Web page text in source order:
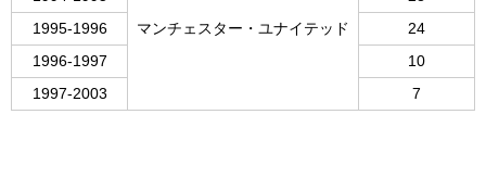
マンチェスター・ユナイテッド
1995-1996
24
1996-1997
10
1997-2003
7